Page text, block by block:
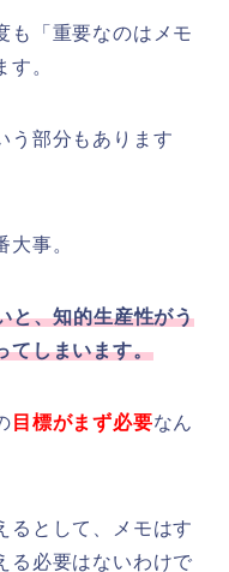
も「重要なのはメモ
。
う部分もあります
事。
と、知的生産性がう
てしまいます。
目標がまず必要なん
るとして、メモはす
る必要はないわけで